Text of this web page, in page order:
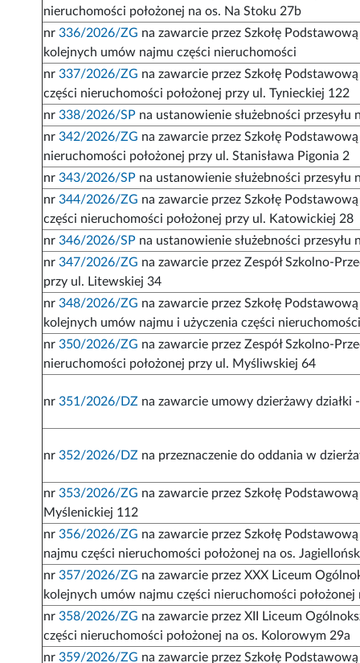
nieruchomości położonej na os. Na Stoku 27b
nr336/2026/ZG na zawarcie przez Szkołę
kolejnych umów najmu części nieruchomości
nr337/2026/ZG na zawarcie przez Szkołę
części nieruchomości położonej przy ul. Tynieckiej 122
nr338/2026/SP na ustanowienie służebności
nr342/2026/ZG na zawarcie przez Szkołę
nieruchomości położonej przy ul. Stanisława Pigonia 2
nr343/2026/SP na ustanowienie służebności
nr344/2026/ZG na zawarcie przez Szkołę
części nieruchomości położonej przy ul. Katowickiej 28
nr346/2026/SP na ustanowienie służebności
nr347/2026/ZG na zawarcie przez Zespół Szkolno-
przy ul. Litewskiej 34
nr348/2026/ZG na zawarcie przez Szkołę
kolejnych umów najmu i użyczenia części
nr350/2026/ZG na zawarcie przez Zespół Szkolno-
nieruchomości położonej przy ul. Myśliwskiej 64
nr351/2026/DZ na zawarcie umowy dzierżawy działki
nr352/2026/DZ na przeznaczenie do oddania w
nr353/2026/ZG na zawarcie przez Szkołę
Myślenickiej 112
nr356/2026/ZG na zawarcie przez Szkołę
najmu części nieruchomości położonej na os.
nr357/2026/ZG na zawarcie przez XXX Liceum
kolejnych umów najmu części nieruchomości
nr358/2026/ZG na zawarcie przez XII Liceum
części nieruchomości położonej na os. Kolorowym 29a
nr359/2026/ZG na zawarcie przez Szkołę